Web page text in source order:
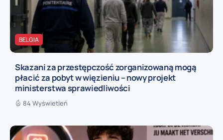
BELGIA
Skazani za przestępczość zorganizowaną mogą
płacić za pobyt w więzieniu – nowy projekt
ministerstwa sprawiedliwości
84 Wyświetleń